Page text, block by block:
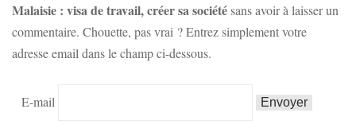
Malaisie : visa de travail, créer sa sociétésans avoir à laisser un
commentaire. Chouette, pas vrai ? Entrez simplement votre
adresse email dans le champ ci-dessous.
E-mail